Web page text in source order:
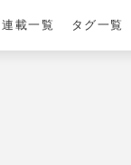
連載一覧 タグ一覧